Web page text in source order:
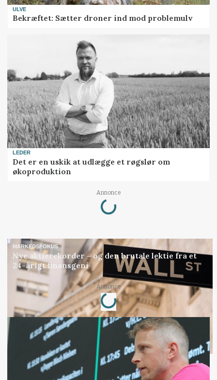
ULVE
Bekræftet: Sætter droner ind mod problemulv
LEDER
Det er en uskik at udlægge et røgslør om
økoproduktion
Annonce
Loading...
MARKEDSFOKUS
Nye aktierekorder – og den brutale lektie fra et
24-årigt finansgeni
Annonce
Loading...